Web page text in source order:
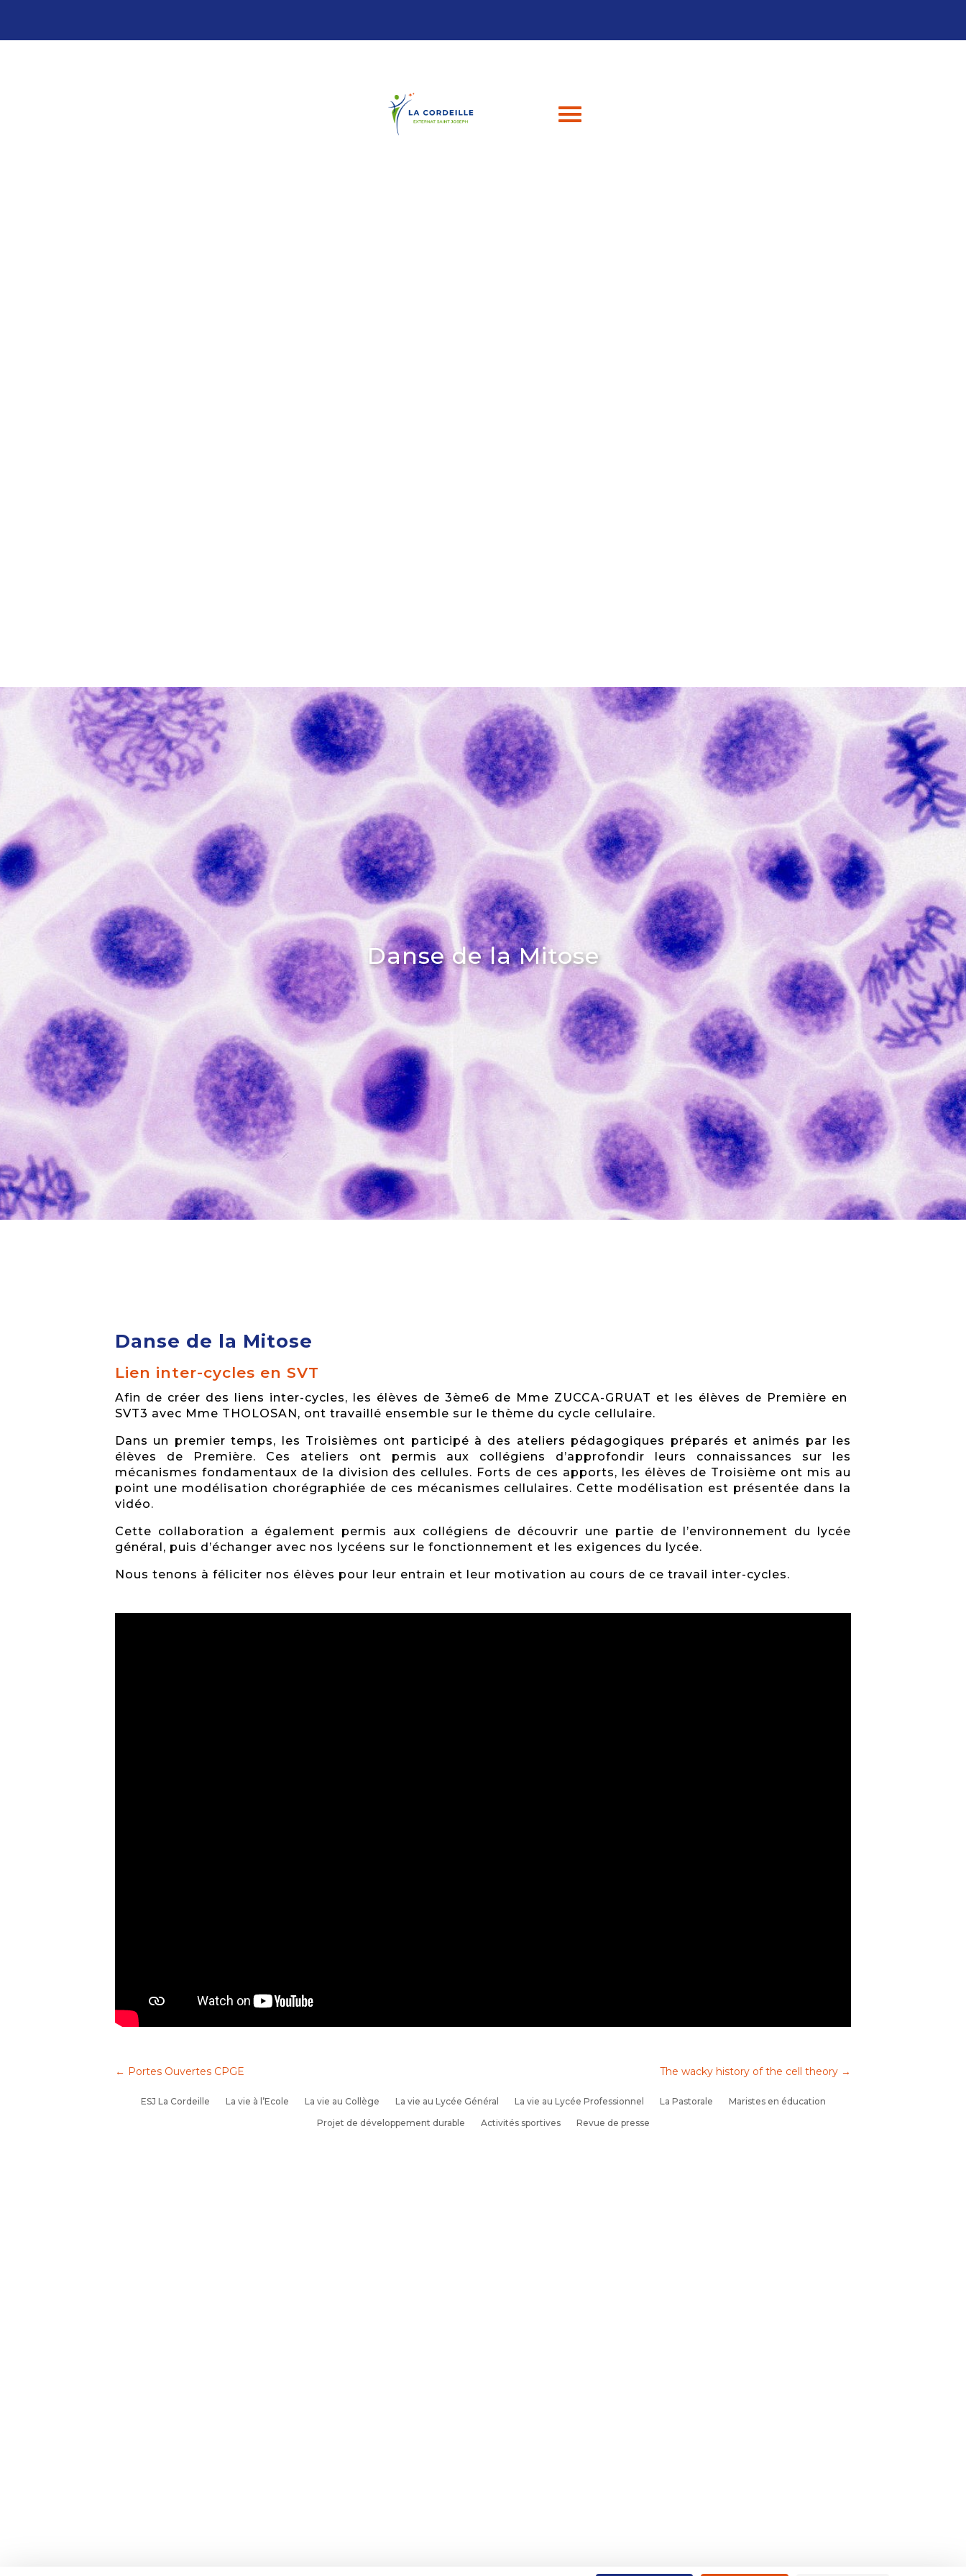
Danse de la Mitose
Danse de la Mitose
Lien inter-cycles en SVT
Afin de créer des liens inter-cycles, les élèves de 3ème6 de Mme ZUCCA-GRUAT et les élèves de Première en
SVT3 avec Mme THOLOSAN, ont travaillé ensemble sur le thème du cycle cellulaire.
Dans un premier temps, les Troisièmes ont participé à des ateliers pédagogiques préparés et animés par les
élèves de Première. Ces ateliers ont permis aux collégiens d’approfondir leurs connaissances sur les
mécanismes fondamentaux de la division des cellules. Forts de ces apports, les élèves de Troisième ont mis au
point une modélisation chorégraphiée de ces mécanismes cellulaires. Cette modélisation est présentée dans la
vidéo.
Cette collaboration a également permis aux collégiens de découvrir une partie de l’environnement du lycée
général, puis d’échanger avec nos lycéens sur le fonctionnement et les exigences du lycée.
Nous tenons à féliciter nos élèves pour leur entrain et leur motivation au cours de ce travail inter-cycles.
← Portes Ouvertes CPGE The wacky history of the cell theory →
ESJ La Cordeille La vie à l’Ecole La vie au Collège La vie au Lycée Général La vie au Lycée Professionnel La Pastorale
Maristes en éducation
Projet de développement durable
Activités sportives Revue de presse